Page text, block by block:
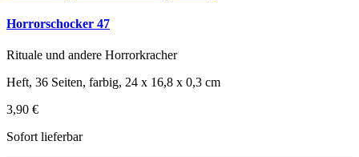
Horrorschocker 47
Rituale und andere Horrorkracher
Heft, 36 Seiten, farbig, 24 x 16,8 x 0,3 cm
3,90 €
Sofort lieferbar